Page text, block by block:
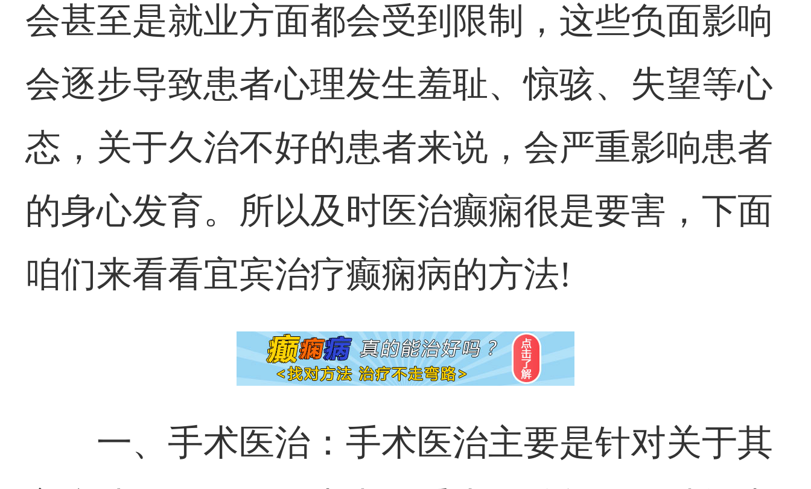
会甚至是就业方面都会受到限制，这些负面影响
会逐步导致患者心理发生羞耻、惊骇、失望等心
态，关于久治不好的患者来说，会严重影响患者
的身心发育。所以及时医治癫痫很是要害，下面
咱们来看看宜宾治疗癫痫病的方法!
一、手术医治：手术医治主要是针对关于其